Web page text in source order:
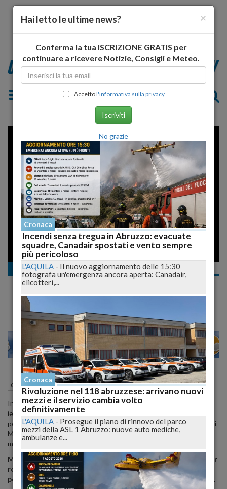
Toggle navigation
Error loading player: No playable
sources found
Cronaca
Manganelli facile, aquilani infiltrati a Roma,
VENEZIA 28 30
Cronaca L'Aquila (AQ) 07 Luglio 2010 19:50
Interviste a persone che hanno partecipato alla manifestazione di
ieri. Al di là dei tafferugli durati in fondo qualche minuto, queste
persone sottolineano anche con la testa fasciata, come nel caso di
Marco, le ragioni per cui 5mila aquilani sono andati pacificamente
ma determinati a manifestare a Roma.
Molti, troppi terremotati semplicemente non hanno i soldi per
restituire e ricominciare a pagare le tasse, le bollette i mutui
per case e negozi ridotti ad un rudere, le multe arretrate ecc...
×
Hai letto le ultime news?
Conferma la tua ISCRIZIONE GRATIS per
continuare a ricevere Notizie, Consigli e Meteo.
Accettol'informativa sulla privacy
Iscriviti
No grazie
Cronaca
Incendi senza tregua in Abruzzo: evacuate
squadre, Canadair spostati e vento sempre
più pericoloso
L'AQUILA - Il nuovo aggiornamento delle 15:30
fotografa un'emergenza ancora aperta: Canadair,
elicotteri,...
Cronaca
Rivoluzione nel 118 abruzzese: arrivano nuovi
mezzi e il servizio cambia volto
definitivamente
L'AQUILA - Prosegue il piano di rinnovo del parco
mezzi della ASL 1 Abruzzo: nuove auto mediche,
ambulanze e...